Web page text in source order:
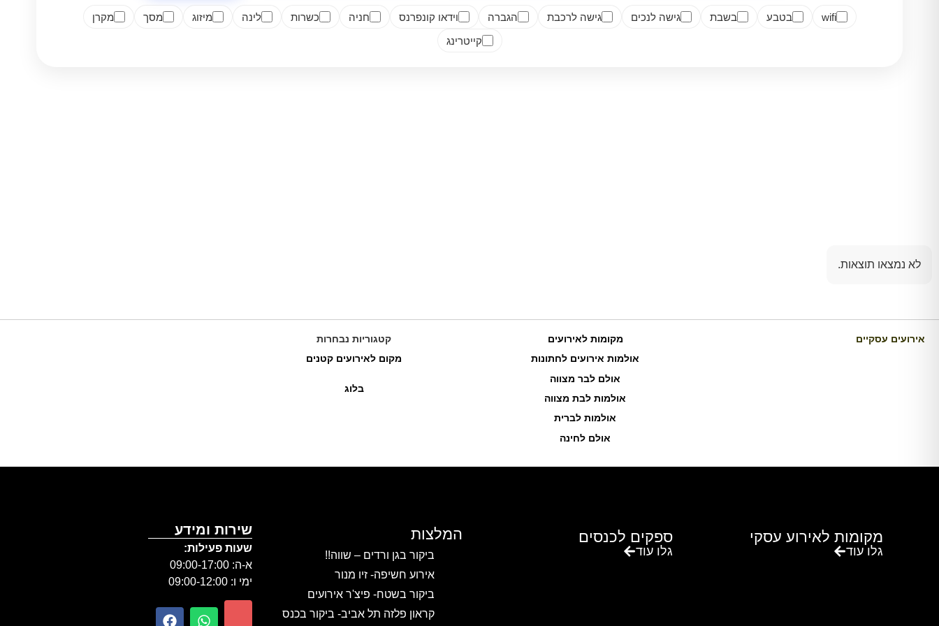
wifi בטבע בשבת גישה לנכים גישה לרכבת הגברה וידאו קונפרנס חניה כשרות לינה מיזוג מסך
מקרן
קייטרינג
לא נמצאו תוצאות.
אירועים עסקיים
מקומות לאירועים
אולמות אירועים לחתונות
אולם לבר מצווה
אולמות לבת מצווה
אולמות לברית
אולם לחינה
קטגוריות נבחרות
מקום לאירועים קטנים
בלוג
מקומות לאירוע עסקי
גלו עוד
ספקים לכנסים
גלו עוד
המלצות
ביקור בגן ורדים – שווה!!
אירוע חשיפה- זיו מנור
ביקור בשטח- פיצ'ר אירועים
קראון פלזה תל אביב- ביקור בכנס
שירות ומידע
שעות פעילות:
א-ה: 09:00-17:00
ימי ו: 09:00-12:00